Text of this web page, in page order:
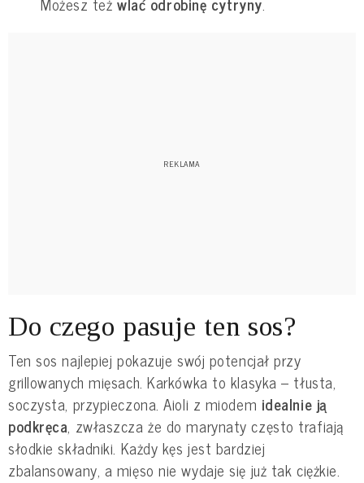
Do czego pasuje ten sos?
Ten sos najlepiej pokazuje swój potencjał przy
grillowanych mięsach. Karkówka to klasyka – tłusta,
soczysta, przypieczona. Aioli z miodem idealnie ją
podkręca, zwłaszcza że do marynaty często trafiają
słodkie składniki. Każdy kęs jest bardziej
zbalansowany, a mięso nie wydaje się już tak ciężkie.